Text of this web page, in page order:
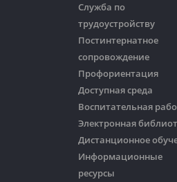
Служба по
трудоустройству
Постинтернатное
сопровождение
Профориентация
Доступная среда
Воспитательная
Электронная
Дистанционное
Информационные
ресурсы